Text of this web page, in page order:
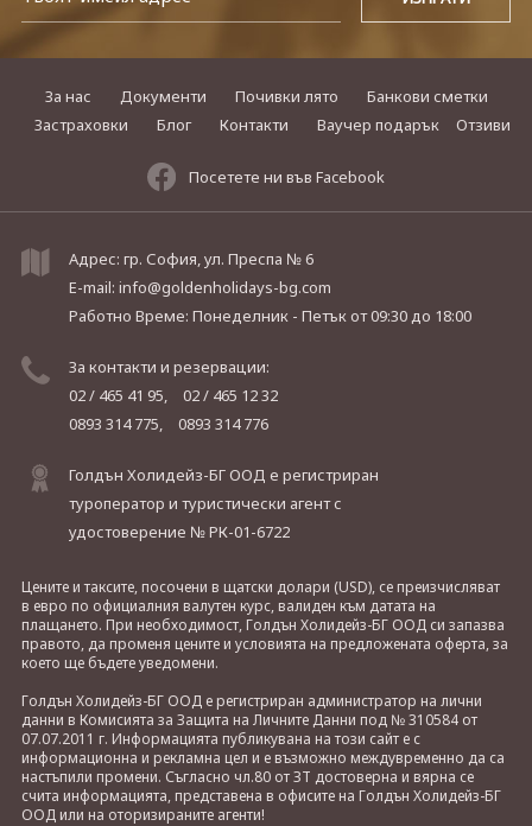
За нас Документи Почивки лято
Банкови сметки
Застраховки
Блог Контакти Ваучер подарък Отзиви
Посетете ни във Facebook
Адрес: гр. София, ул. Преспа № 6
E-mail: info@goldenholidays-bg.com
Работно Време: Понеделник - Петъкот 09:30 до 18:00
За контакти и резервации:
02 / 465 41 95,
02 / 465 12 32
0893 314 775,
0893 314 776
Голдън Холидейз-БГ ООД е регистриран
туроператор и туристически агент с
удостоверение № РК-01-6722
Цените и таксите, посочени в щатски долари (USD), се преизчисляват
в евро по официалния валутен курс, валиден към датата на
плащането. При необходимост, Голдън Холидейз-БГ ООД си запазва
правото, да променя цените и условията на предложената оферта, за
което ще бъдете уведомени.
Голдън Холидейз-БГ ООД е регистриран администратор на лични
данни в Комисията за Защита на Личните Данни под № 310584 от
07.07.2011 г. Информацията публикувана на този сайт е с
информационна и рекламна цел и е възможно междувременно да са
настъпили промени. Съгласно чл.80 от ЗТ достоверна и вярна се
счита информацията, представена в офисите на Голдън Холидейз-БГ
ООД или на оторизираните агенти!